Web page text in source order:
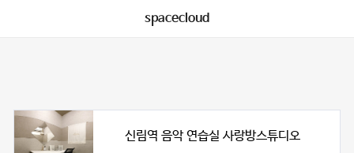
spacecloud
신림역 음악 연습실 사랑방스튜디오